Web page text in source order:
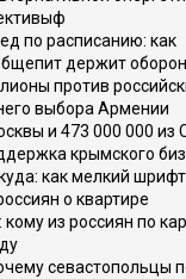
по расписанию: как
держит
против
выбора Армении
и 473 000 000 из
крымского
как мелкий
о квартире
из россиян по
севастопольцы